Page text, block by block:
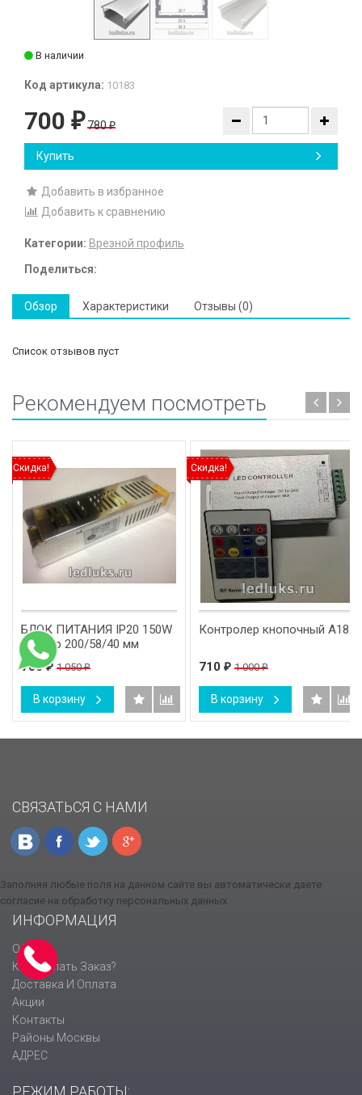
В наличии
Код артикула: 10183
700 ₽780₽
Купить
Добавить в избранное
Добавить к сравнению
Категории: Врезной профиль
Поделиться:
Обзор Характеристики Отзывы (0)
Список отзывов пуст
Рекомендуем посмотреть
Скидка!
БЛОК ПИТАНИЯ IP20 150W
размер 200/58/40 мм
700₽ 1 050₽
В корзину
Скидка!
Контролер кнопочный А18
710 ₽ 1 000₽
В корзину
СВЯЗАТЬСЯ С НАМИ
Заполняя любые поля на данном сайте вы автоматически даете
согласие на обработку персональных данных
ИНФОРМАЦИЯ
О Нас
Как Сделать Заказ?
Доставка И Оплата
Акции
Контакты
Районы Москвы
АДРЕС